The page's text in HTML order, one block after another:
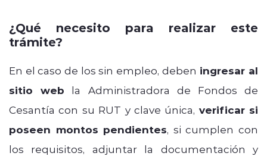
¿Qué necesito para realizar este
trámite?
En el caso de los sin empleo, deben ingresar al
sitio web la Administradora de Fondos de
Cesantía con su RUT y clave única, verificar si
poseen montos pendientes, si cumplen con
los requisitos, adjuntar la documentación y